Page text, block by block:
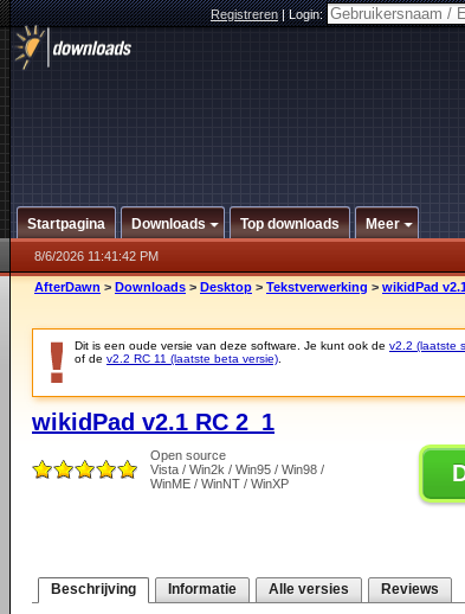
Registreren|Login:
Startpagina Downloads Top downloads Meer
8/6/2026 11:41:42 PM
AfterDawn > Downloads > Desktop > Tekstverwerking > wikidPad
Dit is een oude versie van deze software. Je kunt ook de v2.2 (laatste
of de v2.2 RC 11 (laatste beta versie)
wikidPad v2.1 RC 2_1
Open source
Vista / Win2k / Win95 / Win98 /
WinME / WinNT / WinXP
Beschrijving Informatie Alle versies Reviews